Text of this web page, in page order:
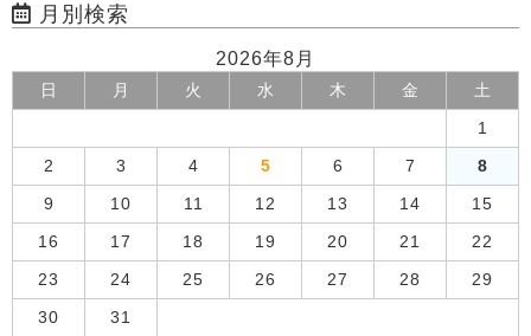
月別検索
2026年8月
日 月 火 水 木 金 土
1
2 3 4 5 6 7 8
9 10 11 12 13 14 15
16 17 18 19 20 21 22
23 24 25 26 27 28 29
30 31